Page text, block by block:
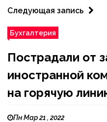
Следующая запись
Бухгалтерия
Пострадали от
иностранной
на горячую
Пн Мар 21 , 2022